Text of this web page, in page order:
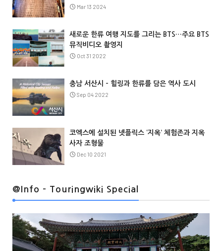
Mar 13 2024
새로운 한류 여행 지도를 그리는 BTS…주요 BTS
뮤직비디오 촬영지
Oct 31 2022
충남 서산시 – 힐링과 한류를 담은 역사 도시
Sep 04 2022
코엑스에 설치된 넷플릭스 ‘지옥’ 체험존과 지옥
사자 조형물
Dec 10 2021
@Info - Touringwiki Special
@Info
@Info